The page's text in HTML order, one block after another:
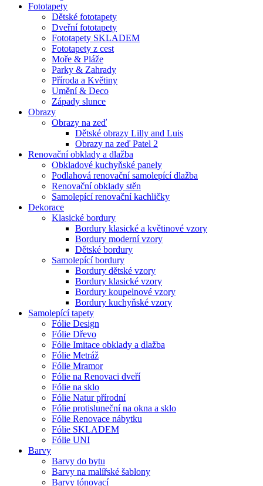
Fototapety
Dětské fototapety
Dveřní fototapety
Fototapety SKLADEM
Fototapety z cest
Moře & Pláže
Parky & Zahrady
Příroda a Květiny
Umění & Deco
Západy slunce
Obrazy
Obrazy na zeď
Dětské obrazy Lilly and Luis
Obrazy na zeď Patel 2
Renovační obklady a dlažba
Obkladové kuchyňské panely
Podlahová renovační samolepící dlažba
Renovační obklady stěn
Samolepící renovační kachličky
Dekorace
Klasické bordury
Bordury klasické a květinové vzory
Bordury moderní vzory
Dětské bordury
Samolepící bordury
Bordury dětské vzory
Bordury klasické vzory
Bordury koupelnové vzory
Bordury kuchyňské vzory
Samolepící tapety
Fólie Design
Fólie Dřevo
Fólie Imitace obklady a dlažba
Fólie Metráž
Fólie Mramor
Fólie na Renovaci dveří
Fólie na sklo
Fólie Natur přírodní
Fólie protisluneční na okna a sklo
Fólie Renovace nábytku
Fólie SKLADEM
Fólie UNI
Barvy
Barvy do bytu
Barvy na malířské šablony
Barvy tónovací